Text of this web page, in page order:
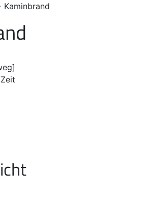
Kaminbrand